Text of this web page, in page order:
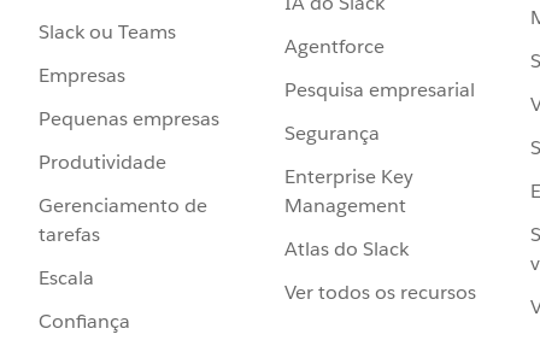
Slack ou Teams
Empresas
Pequenas empresas
Produtividade
Gerenciamento de
tarefas
Escala
Confiança
Agentforce
Pesquisa empresarial
Segurança
Enterprise Key
Management
Atlas do Slack
Ver todos os recursos